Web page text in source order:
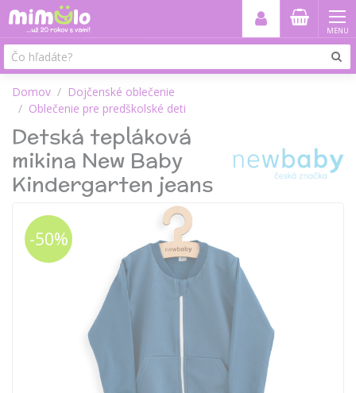
MENU
Domov
Dojčenské oblečenie
Oblečenie pre predškolské deti
Detská tepláková
mikina New Baby
Kindergarten jeans
-50%